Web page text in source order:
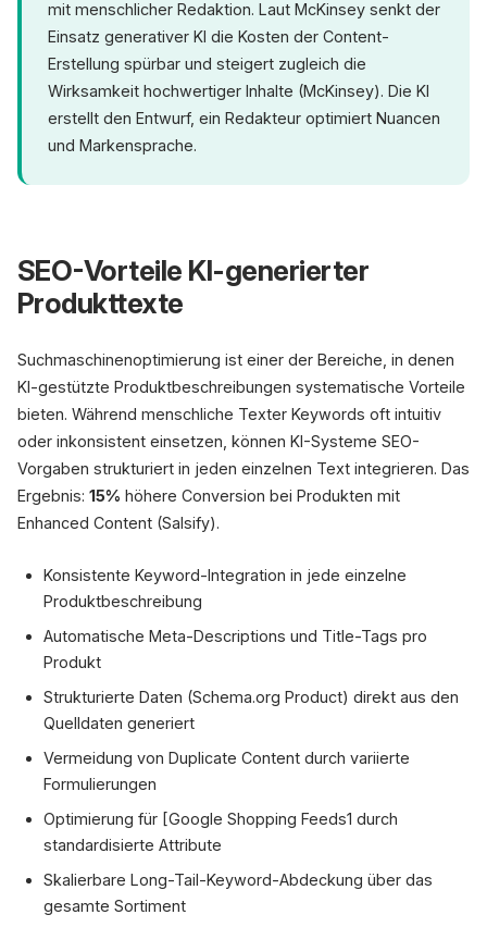
mit menschlicher Redaktion. Laut McKinsey senkt der
Einsatz generativer KI die Kosten der Content-
Erstellung spürbar und steigert zugleich die
Wirksamkeit hochwertiger Inhalte (McKinsey). Die KI
erstellt den Entwurf, ein Redakteur optimiert Nuancen
und Markensprache.
SEO-Vorteile KI-generierter
Produkttexte
Suchmaschinenoptimierung ist einer der Bereiche, in denen
KI-gestützte Produktbeschreibungen systematische Vorteile
bieten. Während menschliche Texter Keywords oft intuitiv
oder inkonsistent einsetzen, können KI-Systeme SEO-
Vorgaben strukturiert in jeden einzelnen Text integrieren. Das
Ergebnis: 15% höhere Conversion bei Produkten mit
Enhanced Content (Salsify).
Konsistente Keyword-Integration in jede einzelne
Produktbeschreibung
Automatische Meta-Descriptions und Title-Tags pro
Produkt
Strukturierte Daten (Schema.org Product) direkt aus den
Quelldaten generiert
Vermeidung von Duplicate Content durch variierte
Formulierungen
Optimierung für [Google Shopping Feeds1 durch
standardisierte Attribute
Skalierbare Long-Tail-Keyword-Abdeckung über das
gesamte Sortiment